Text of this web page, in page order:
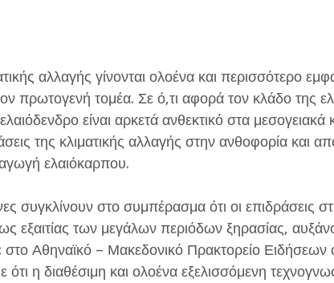
αλλαγής γίνονται ολοένα και περισσότερο
πρωτογενή τομέα. Σε ό,τι αφορά τον κλάδο της
είναι αρκετά ανθεκτικό στα
της κλιματικής αλλαγής στην ανθοφορία και
ελαιόκαρπου.
συγκλίνουν στο συμπέρασμα ότι οι επιδράσεις
εξαιτίας των μεγάλων περιόδων ξηρασίας,
στο Αθηναϊκό – Μακεδονικό Πρακτορείο Ειδήσεων
η διαθέσιμη και ολοένα εξελισσόμενη